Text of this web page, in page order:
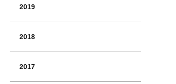
2019
2018
2017